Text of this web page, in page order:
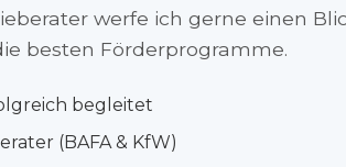
werfe ich gerne einen
besten Förderprogramme.
begleitet
(BAFA & KfW)